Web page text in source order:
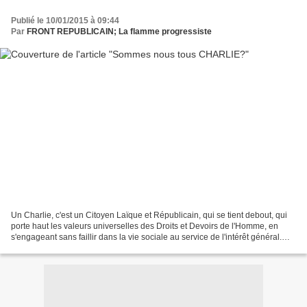
Publié le 10/01/2015 à 09:44
Par FRONT REPUBLICAIN; La flamme progressiste
Un Charlie, c'est un Citoyen Laïque et Républicain, qui se tient debout, qui
porte haut les valeurs universelles des Droits et Devoirs de l'Homme, en
s'engageant sans faillir dans la vie sociale au service de l'intérêt général.